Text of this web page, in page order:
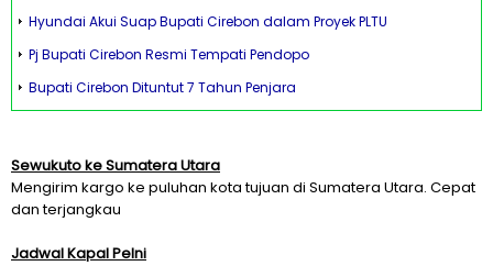
Hyundai Akui Suap Bupati Cirebon dalam Proyek PLTU
Pj Bupati Cirebon Resmi Tempati Pendopo
Bupati Cirebon Dituntut 7 Tahun Penjara
Sewukuto ke Sumatera Utara
Mengirim kargo ke puluhan kota tujuan di Sumatera Utara. Cepat
dan terjangkau
Jadwal Kapal Pelni